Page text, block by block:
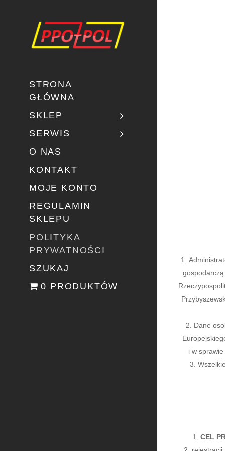
STRONA
GŁÓWNA
SKLEP
SERWIS
O NAS
KONTAKT
MOJE KONTO
REGULAMIN
SKLEPU
POLITYKA
PRYWATNOŚCI
SZUKAJ
0 PRODUKTÓW
Dane
i w
CEL